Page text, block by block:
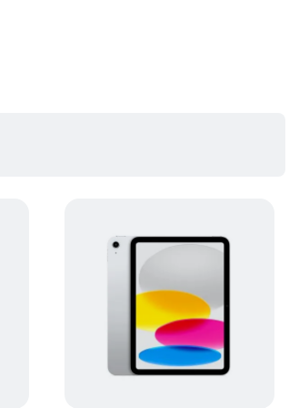
Keyboard Folio. Utilizeaza scurtaturi familiare